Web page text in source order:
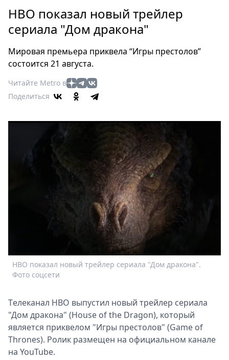
Россия
Мир
Еда
Туризм
Мода
Театр
Афиша
Книги
Выставки
Пресс-
релизы
Звезды
Выборы
2026
Metro
НВО показал новый трейлер
сериала "Дом дракона"
Мировая премьера приквела “Игры престолов”
состоится 21 августа.
Читайте Metro в
Поделиться
НВО показал новый трейлер сериала "Дом дракона".
Фото соцсети
Тeлеканал НВО выпустил новый трeйлер сeриала
"Дом дракона" (House of the Dragon), который
являeтся приквeлом "Игры прeстолов" (Game of
Thrones). Ролик размeщен на официальном канале
на YouTube.